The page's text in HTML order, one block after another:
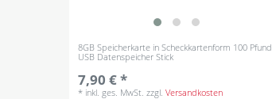
8GB Speicherkarte in Scheckkartenform 100 Pfund
USB Datenspeicher Stick
7,90 € *
* inkl. ges. MwSt. zzgl.Versandkosten